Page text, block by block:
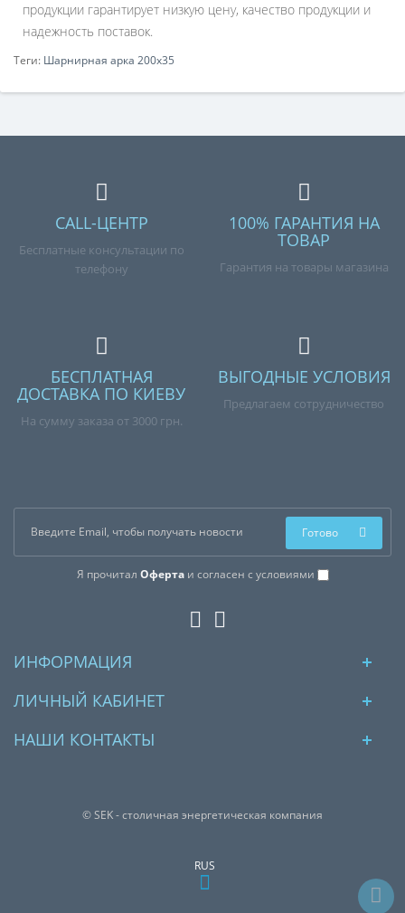
продукции гарантирует низкую цену, качество продукции и
надежность поставок.
Теги: Шарнирная арка 200х35
CALL-ЦЕНТР
Бесплатные консультации по
телефону
100% ГАРАНТИЯ НА
ТОВАР
Гарантия на товары магазина
БЕСПЛАТНАЯ
ДОСТАВКА ПО КИЕВУ
На сумму заказа от 3000 грн.
ВЫГОДНЫЕ УСЛОВИЯ
Предлагаем сотрудничество
Я прочитал Офертаи согласен с условиями
Готово
ИНФОРМАЦИЯ
ЛИЧНЫЙ КАБИНЕТ
НАШИ КОНТАКТЫ
© SEK - столичная энергетическая компания
RUS